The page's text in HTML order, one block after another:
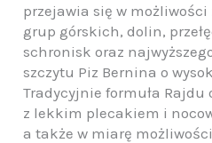
przejawia się w
grup górskich, dolin,
schronisk oraz
szczytu Piz Bernina o
Tradycyjnie formuła Rajdu
z lekkim plecakiem i
a także w miarę